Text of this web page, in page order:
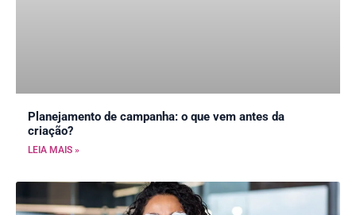
Planejamento de campanha: o que vem antes da
criação?
LEIA MAIS »